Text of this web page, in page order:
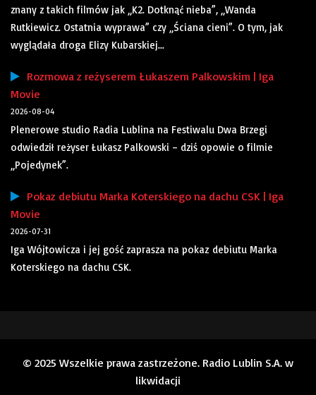
znany z takich filmów jak „K2. Dotknąć nieba”, „Wanda
Rutkiewicz. Ostatnia wyprawa” czy „Ściana cieni”. O tym, jak
wyglądała droga Elizy Kubarskiej...
Rozmowa z reżyserem Łukaszem Palkowskim | Iga
Movie
2026-08-04
Plenerowe studio Radia Lublina na Festiwalu Dwa Brzegi
odwiedził reżyser Łukasz Palkowski – dziś opowie o filmie
„Pojedynek”.
Pokaz debiutu Marka Koterskiego na dachu CSK | Iga
Movie
2026-07-31
Iga Wójtowicza i jej gość zaprasza na pokaz debiutu Marka
Koterskiego na dachu CSK.
© 2025 Wszelkie prawa zastrzeżone. Radio Lublin S.A. w
likwidacji